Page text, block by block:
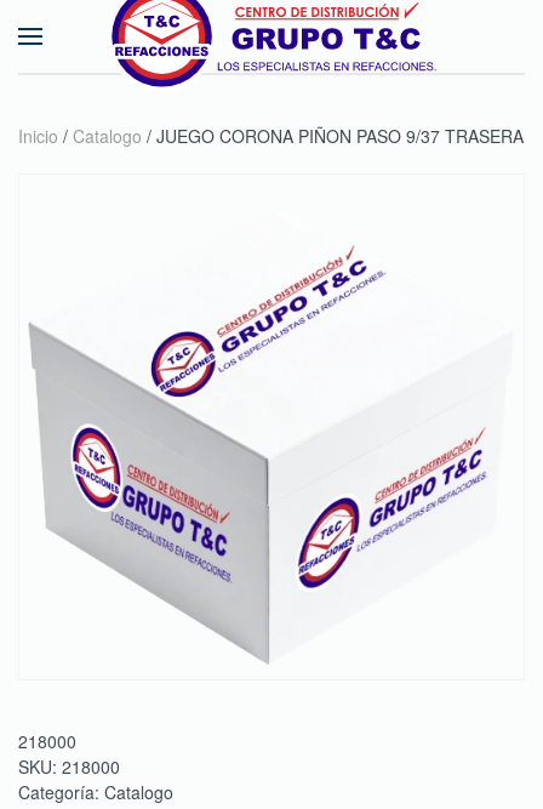
Skip to main content
Inicio / Catalogo / JUEGO CORONA PIÑON PASO 9/37 TRASERA
218000
SKU: 218000
Categoría: Catalogo